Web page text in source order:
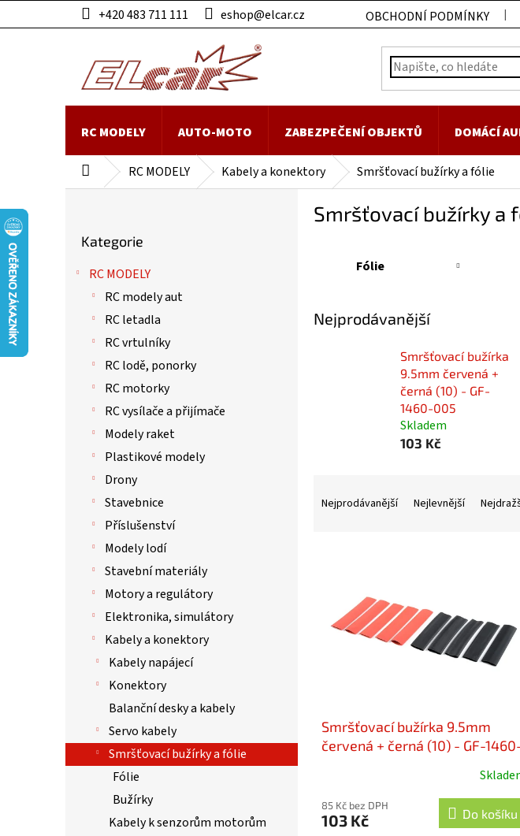
na
+420 483 711 111 eshop@elcar.cz OBCHODNÍ PODMÍNKY
RC MODELY AUTO-MOTO ZABEZPEČENÍ OBJEKTŮ DOMÁCÍ
Domů RC MODELY Kabely a konektory Smršťovací bužírky a fólie
kategorie
Kategorie
RC MODELY
RC modely aut
RC letadla
RC vrtulníky
RC lodě, ponorky
RC motorky
RC vysílače a přijímače
Modely raket
Plastikové modely
Drony
Stavebnice
Příslušenství
Modely lodí
Stavební materiály
Motory a regulátory
Elektronika, simulátory
Kabely a konektory
Kabely napájecí
Konektory
Balanční desky a kabely
Servo kabely
Smršťovací bužírky a fólie
Fólie
Bužírky
Kabely k senzorům motorům
Smršťovací bužírky a
Fólie
Nejprodávanější
Smršťovací bužírka
9.5mm červená +
černá (10) - GF-
1460-005
Skladem
103 Kč
Nejprodávanější Nejlevnější
Smršťovací bužírka 9.5mm
červená + černá (10) - GF-
85 Kč bez DPH
103 Kč Do košíku